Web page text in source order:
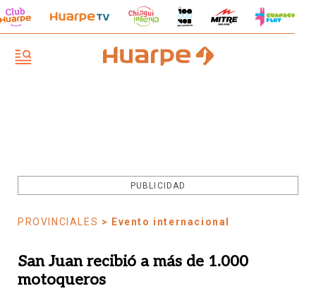
PUBLICIDAD
PROVINCIALES > Evento internacional
San Juan recibió a más de 1.000
motoqueros